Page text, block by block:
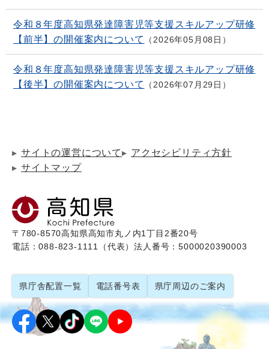
令和８年度高知県発達障害児等支援スキルアップ研修
【前半】の開催案内について
2026年05月08日
令和８年度高知県発達障害児等支援スキルアップ研修
【後半】の開催案内について
2026年07月29日
サイトの運営について
アクセシビリティ方針
サイトマップ
〒780-8570高知県高知市丸ノ内1丁目2番20号
電話：088-823-1111（代表）法人番号：5000020390003
県庁舎配置一覧 電話番号表 県庁周辺のご案内